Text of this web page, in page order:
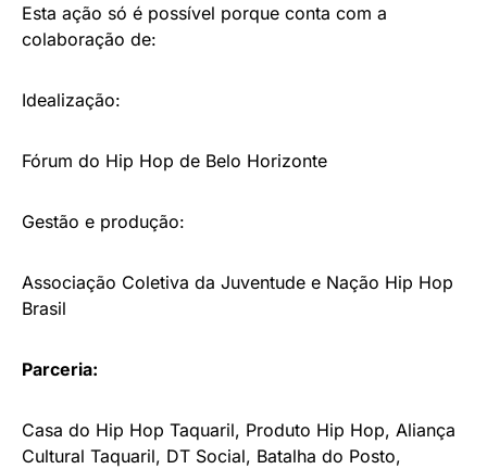
Esta ação só é possível porque conta com a
colaboração de:
Idealização:
Fórum do Hip Hop de Belo Horizonte
Gestão e produção:
Associação Coletiva da Juventude e Nação Hip Hop
Brasil
Parceria:
Casa do Hip Hop Taquaril, Produto Hip Hop, Aliança
Cultural Taquaril, DT Social, Batalha do Posto,